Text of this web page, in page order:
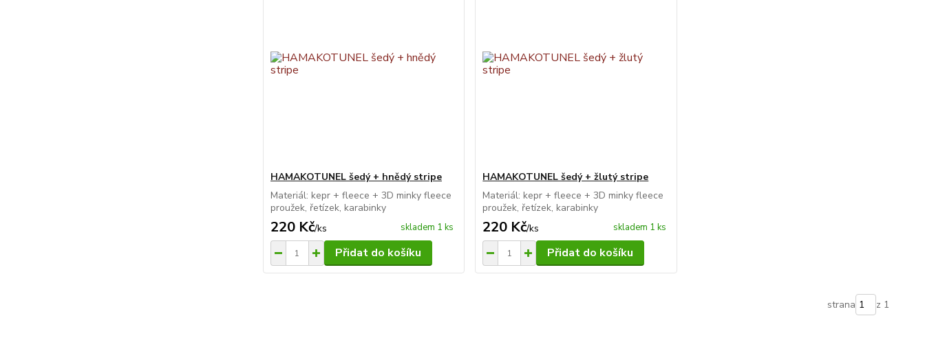
HAMAKOTUNEL šedý + hnědý stripe
Materiál: kepr + fleece + 3D minky fleece
proužek, řetízek, karabinky
220 Kč/ks skladem 1 ks
Přidat do košíku
HAMAKOTUNEL šedý + žlutý stripe
Materiál: kepr + fleece + 3D minky fleece
proužek, řetízek, karabinky
220 Kč/ks skladem 1 ks
Přidat do košíku
strana z 1